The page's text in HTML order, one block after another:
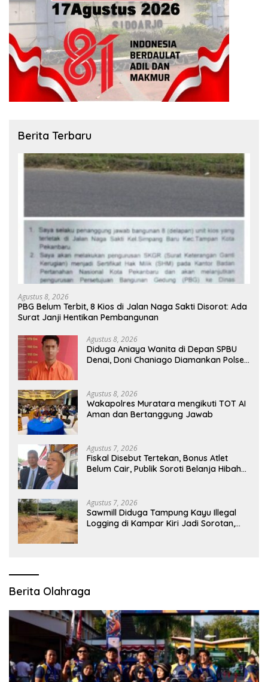
Berita Terbaru
Agustus 8, 2026
PBG Belum Terbit, 8 Kios di Jalan Naga Sakti Disorot: Ada
Surat Janji Hentikan Pembangunan
Agustus 8, 2026
Diduga Aniaya Wanita di Depan SPBU
Denai, Doni Chaniago Diamankan Polsek
Agustus 8, 2026
Wakapolres Muratara mengikuti TOT AI
Aman dan Bertanggung Jawab
Agustus 7, 2026
Fiskal Disebut Tertekan, Bonus Atlet
Belum Cair, Publik Soroti Belanja Hibah
Agustus 7, 2026
Sawmill Diduga Tampung Kayu Illegal
Logging di Kampar Kiri Jadi Sorotan,
Berita Olahraga